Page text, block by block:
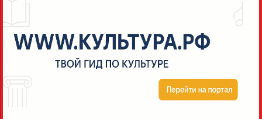
Зеленых горах. Старый
воин рассказывал внукам,
как он сидел «в секретах»,
показывал, как...